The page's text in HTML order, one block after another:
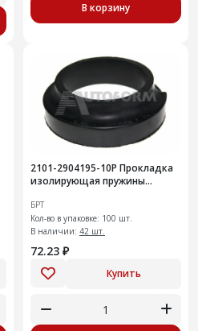
В корзину
2101-2904195-10Р Прокладка
изолирующая пружины
БРТ
Кол-во в упаковке: 100 шт.
В наличии: 42 шт.
72.23 ₽
Купить